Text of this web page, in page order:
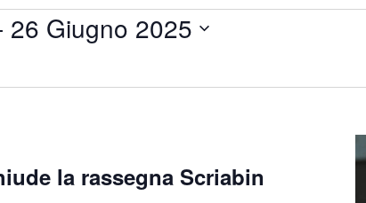
26 Giugno 2025
la rassegna Scriabin